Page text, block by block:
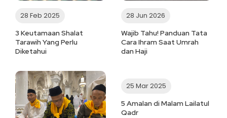
28 Feb 2025
3 Keutamaan Shalat
Tarawih Yang Perlu
Diketahui
28 Jun 2026
Wajib Tahu! Panduan Tata
Cara Ihram Saat Umrah
dan Haji
25 Mar 2025
5 Amalan di Malam Lailatul
Qadr